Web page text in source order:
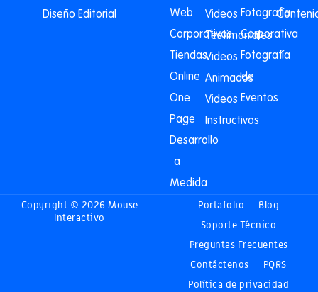
Diseño Editorial
Web
Corporativas
Tiendas
Online
One
Page
Desarrollo
a
Medida
Videos
Testimoniales
Videos
Animados
Videos
Instructivos
Fotografía
Corporativa
Fotografía
de
Eventos
Copyright © 2026 Mouse
Interactivo
Portafolio
Blog
Soporte Técnico
Preguntas Frecuentes
Contáctenos
PQRS
Política de privacidad